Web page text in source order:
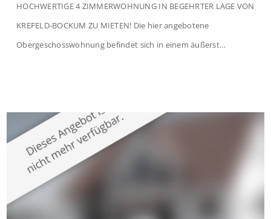
HOCHWERTIGE 4 ZIMMERWOHNUNG IN BEGEHRTER LAGE VON
KREFELD-BOCKUM ZU MIETEN! Die hier angebotene
Obergeschosswohnung befindet sich in einem äußerst
großzügige Räume und eine hochwertige Ausstattung, die
modernen Wohnkomfort mit einem stilvollen Ambiente
verbindet. Der […]